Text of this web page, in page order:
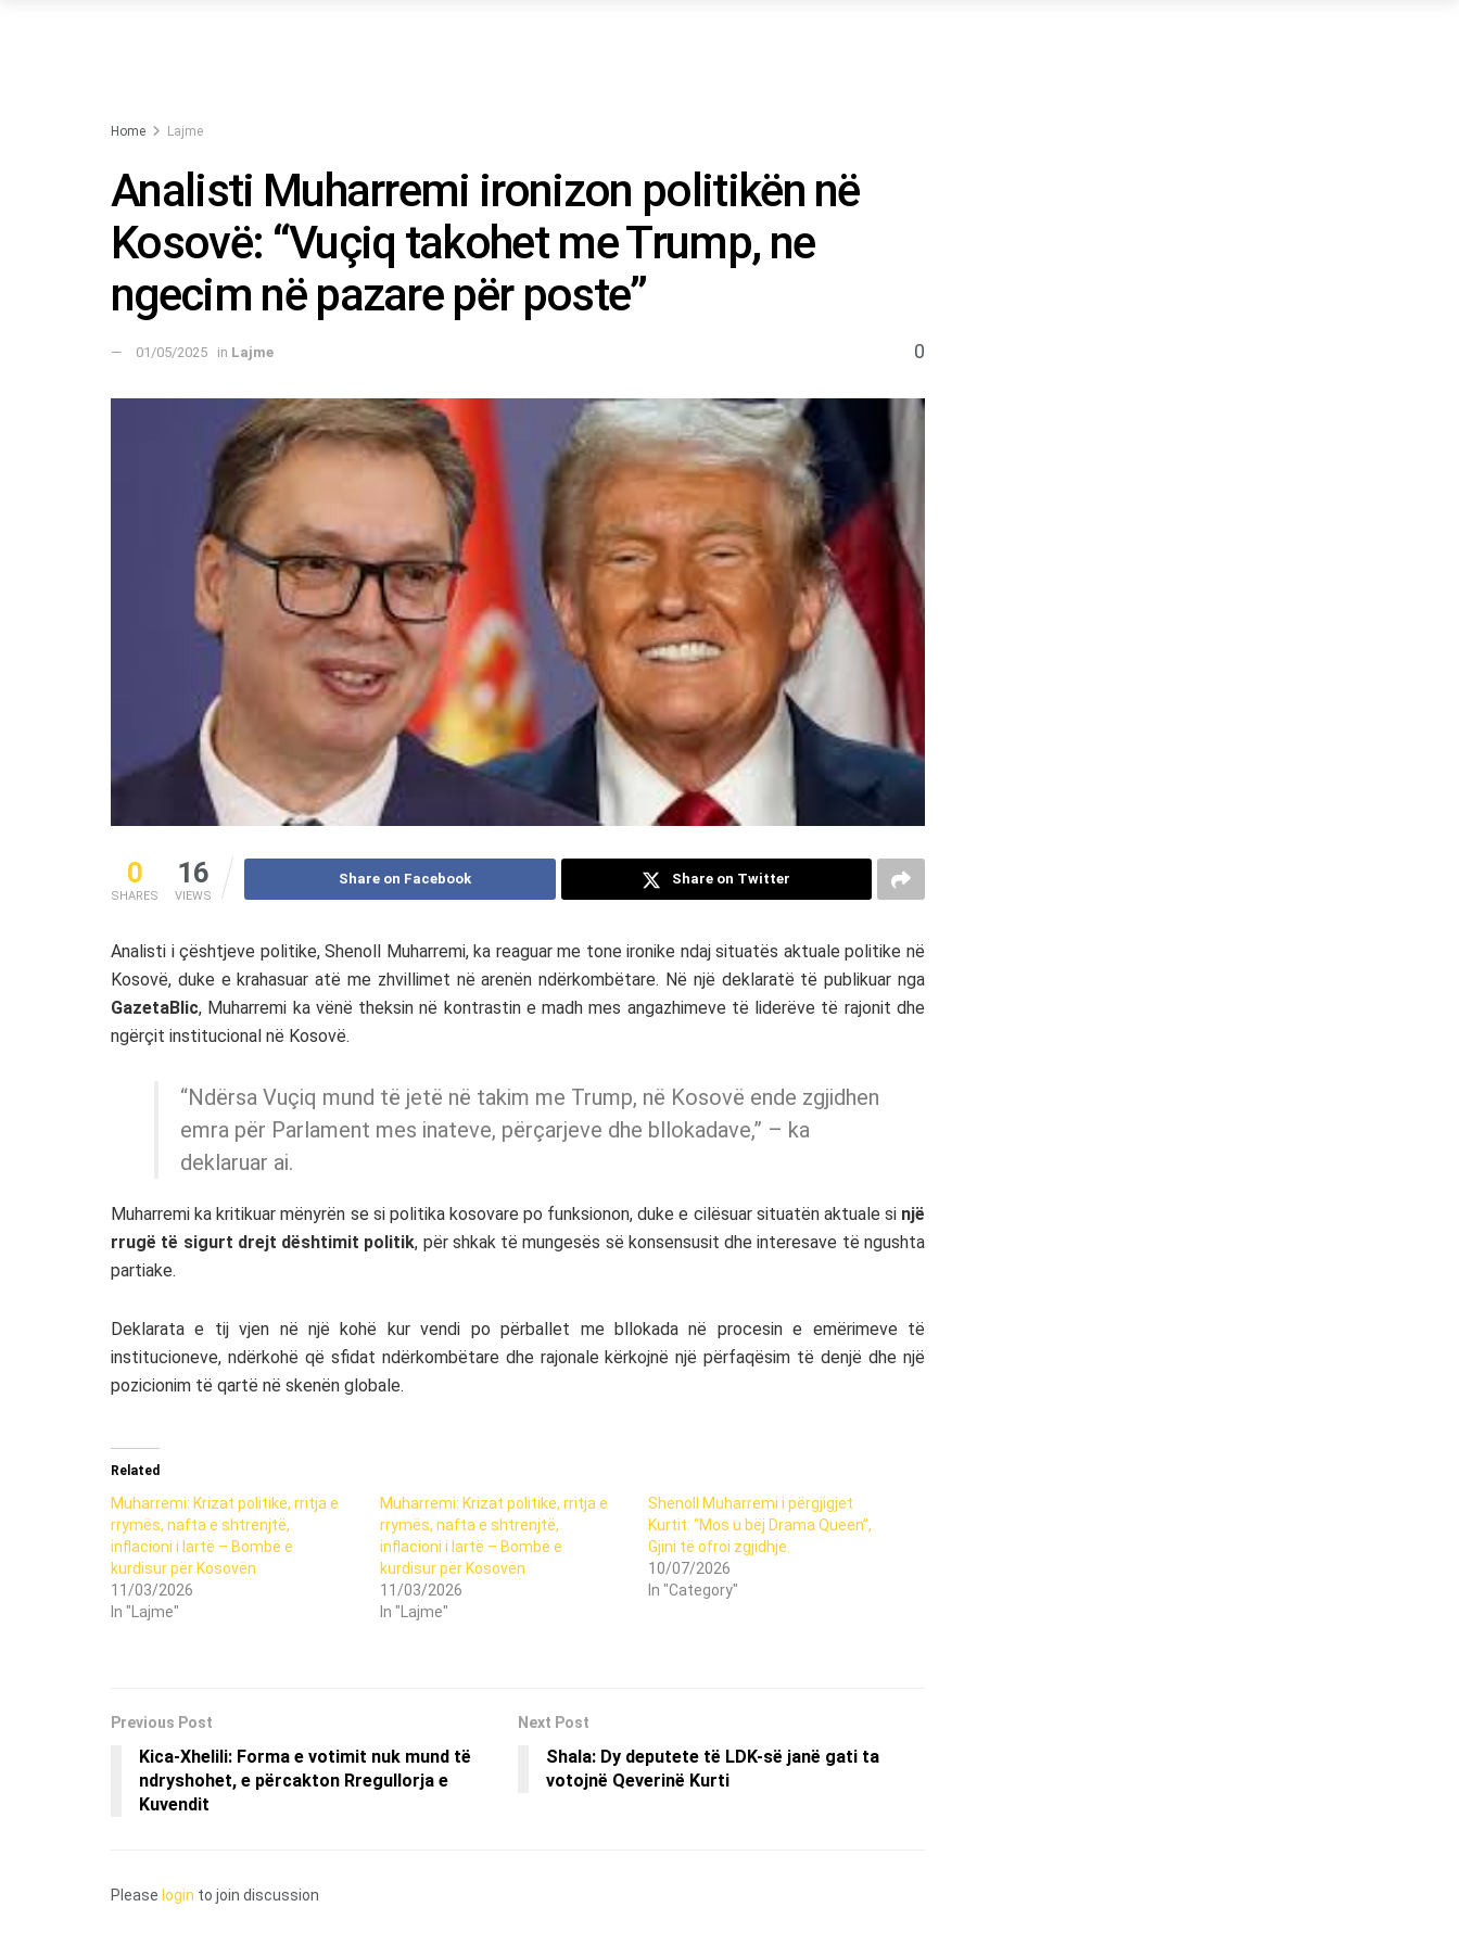
Home Lajme
Analisti Muharremi ironizon politikën në
Kosovë: “Vuçiq takohet me Trump, ne
ngecim në pazare për poste”
01/05/2025 in Lajme 0
0
SHARES
16
VIEWS
Share on Facebook Share on Twitter
Analisti i çështjeve politike, Shenoll Muharremi, ka reaguar me tone ironike ndaj situatës aktuale politike në
Kosovë, duke e krahasuar atë me zhvillimet në arenën ndërkombëtare. Në një deklaratë të publikuar nga
GazetaBlic, Muharremi ka vënë theksin në kontrastin e madh mes angazhimeve të liderëve të rajonit dhe
ngërçit institucional në Kosovë.
“Ndërsa Vuçiq mund të jetë në takim me Trump, në Kosovë ende zgjidhen
emra për Parlament mes inateve, përçarjeve dhe bllokadave,” – ka
deklaruar ai.
Muharremi ka kritikuar mënyrën se si politika kosovare po funksionon, duke e cilësuar situatën aktuale si një
rrugë të sigurt drejt dështimit politik, për shkak të mungesës së konsensusit dhe interesave të ngushta
partiake.
Deklarata e tij vjen në një kohë kur vendi po përballet me bllokada në procesin e emërimeve të
institucioneve, ndërkohë që sfidat ndërkombëtare dhe rajonale kërkojnë një përfaqësim të denjë dhe një
pozicionim të qartë në skenën globale.
Related
Muharremi: Krizat politike, rritja e
rrymës, nafta e shtrenjtë,
inflacioni i lartë – Bombë e
kurdisur për Kosovën
11/03/2026
In "Lajme"
Muharremi: Krizat politike, rritja e
rrymës, nafta e shtrenjtë,
inflacioni i lartë – Bombë e
kurdisur për Kosovën
11/03/2026
In "Lajme"
Shenoll Muharremi i përgjigjet
Kurtit: “Mos u bëj Drama Queen”,
Gjini të ofroi zgjidhje.
10/07/2026
In "Category"
Previous Post
Kica-Xhelili: Forma e votimit nuk mund të
ndryshohet, e përcakton Rregullorja e
Kuvendit
Next Post
Shala: Dy deputete të LDK-së janë gati ta
votojnë Qeverinë Kurti
Please login to join discussion